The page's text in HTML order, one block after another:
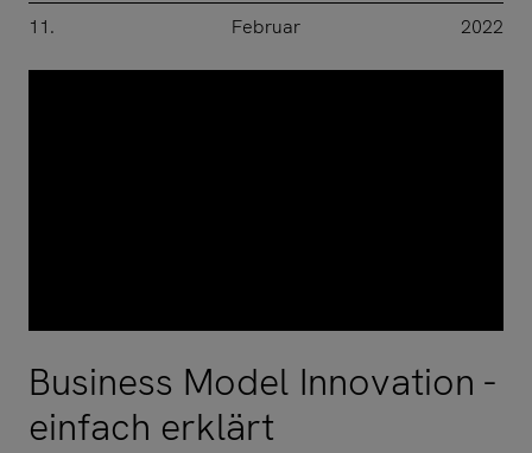
11. Februar 2022
Business Model Innovation -
einfach erklärt